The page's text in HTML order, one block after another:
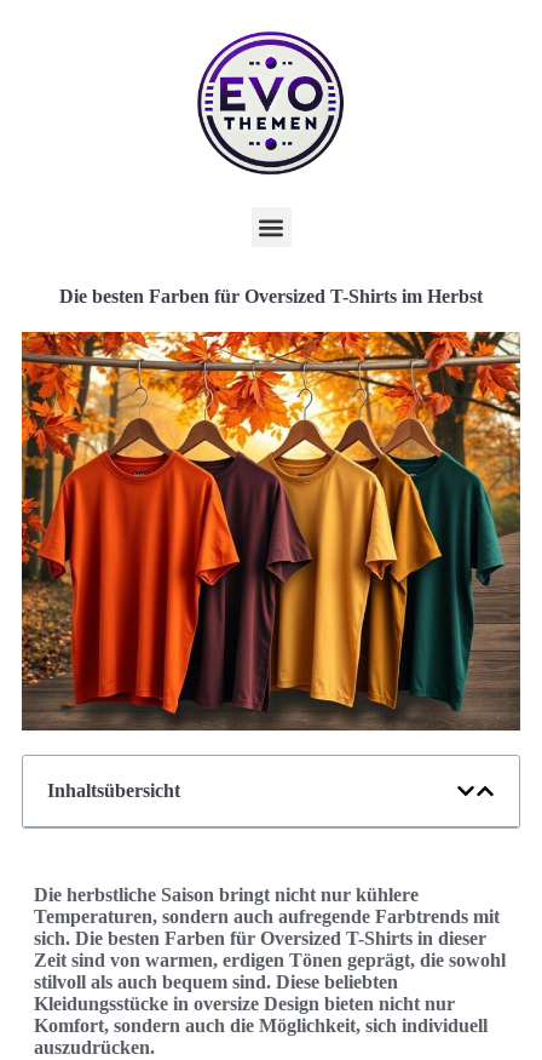
Die besten Farben für Oversized T-Shirts im Herbst
Inhaltsübersicht
Die herbstliche Saison bringt nicht nur kühlere
Temperaturen, sondern auch aufregende Farbtrends mit
sich. Die besten Farben für Oversized T-Shirts in dieser
Zeit sind von warmen, erdigen Tönen geprägt, die sowohl
stilvoll als auch bequem sind. Diese beliebten
Kleidungsstücke in oversize Design bieten nicht nur
Komfort, sondern auch die Möglichkeit, sich individuell
auszudrücken.